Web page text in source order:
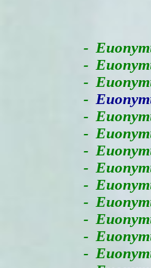
-
-
-
-
-
-
-
-
-
-
-
-
-